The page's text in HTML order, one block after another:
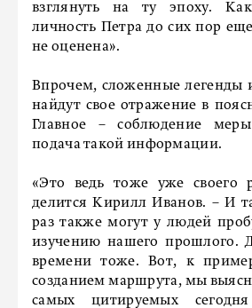
взглянуть на ту эпоху.
личность Петра до сих пор
не оценена».
Впрочем, сложенные легенды
найдут свое отражение в
Главное – соблюдение
подача такой информации.
«Это ведь тоже уже своего
делится Кирилл Иванов. – И
раз также могут у людей
изучению нашего прошлого.
времени тоже. Вот, к
созданием маршрута, мы
самых цитируемых